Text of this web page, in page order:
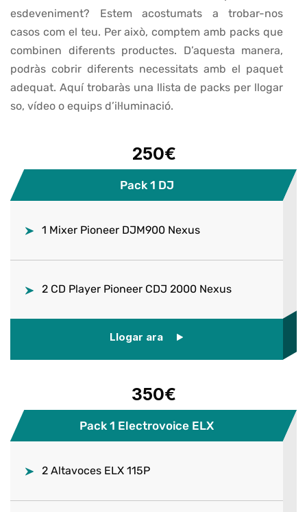
esdeveniment? Estem acostumats a trobar-nos
casos com el teu. Per això, comptem amb packs que
combinen diferents productes. D’aquesta manera,
podràs cobrir diferents necessitats amb el paquet
adequat. Aquí trobaràs una llista de packs per llogar
so, vídeo o equips d’il·luminació.
250€
Pack 1 DJ
1 Mixer Pioneer DJM900 Nexus
2 CD Player Pioneer CDJ 2000 Nexus
Llogar ara
350€
Pack 1 Electrovoice ELX
2 Altavoces ELX 115P